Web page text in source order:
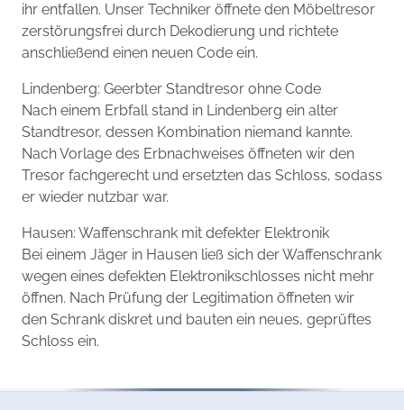
ihr entfallen. Unser Techniker öffnete den Möbeltresor
zerstörungsfrei durch Dekodierung und richtete
anschließend einen neuen Code ein.
Lindenberg: Geerbter Standtresor ohne Code
Nach einem Erbfall stand in Lindenberg ein alter
Standtresor, dessen Kombination niemand kannte.
Nach Vorlage des Erbnachweises öffneten wir den
Tresor fachgerecht und ersetzten das Schloss, sodass
er wieder nutzbar war.
Hausen: Waffenschrank mit defekter Elektronik
Bei einem Jäger in Hausen ließ sich der Waffenschrank
wegen eines defekten Elektronikschlosses nicht mehr
öffnen. Nach Prüfung der Legitimation öffneten wir
den Schrank diskret und bauten ein neues, geprüftes
Schloss ein.